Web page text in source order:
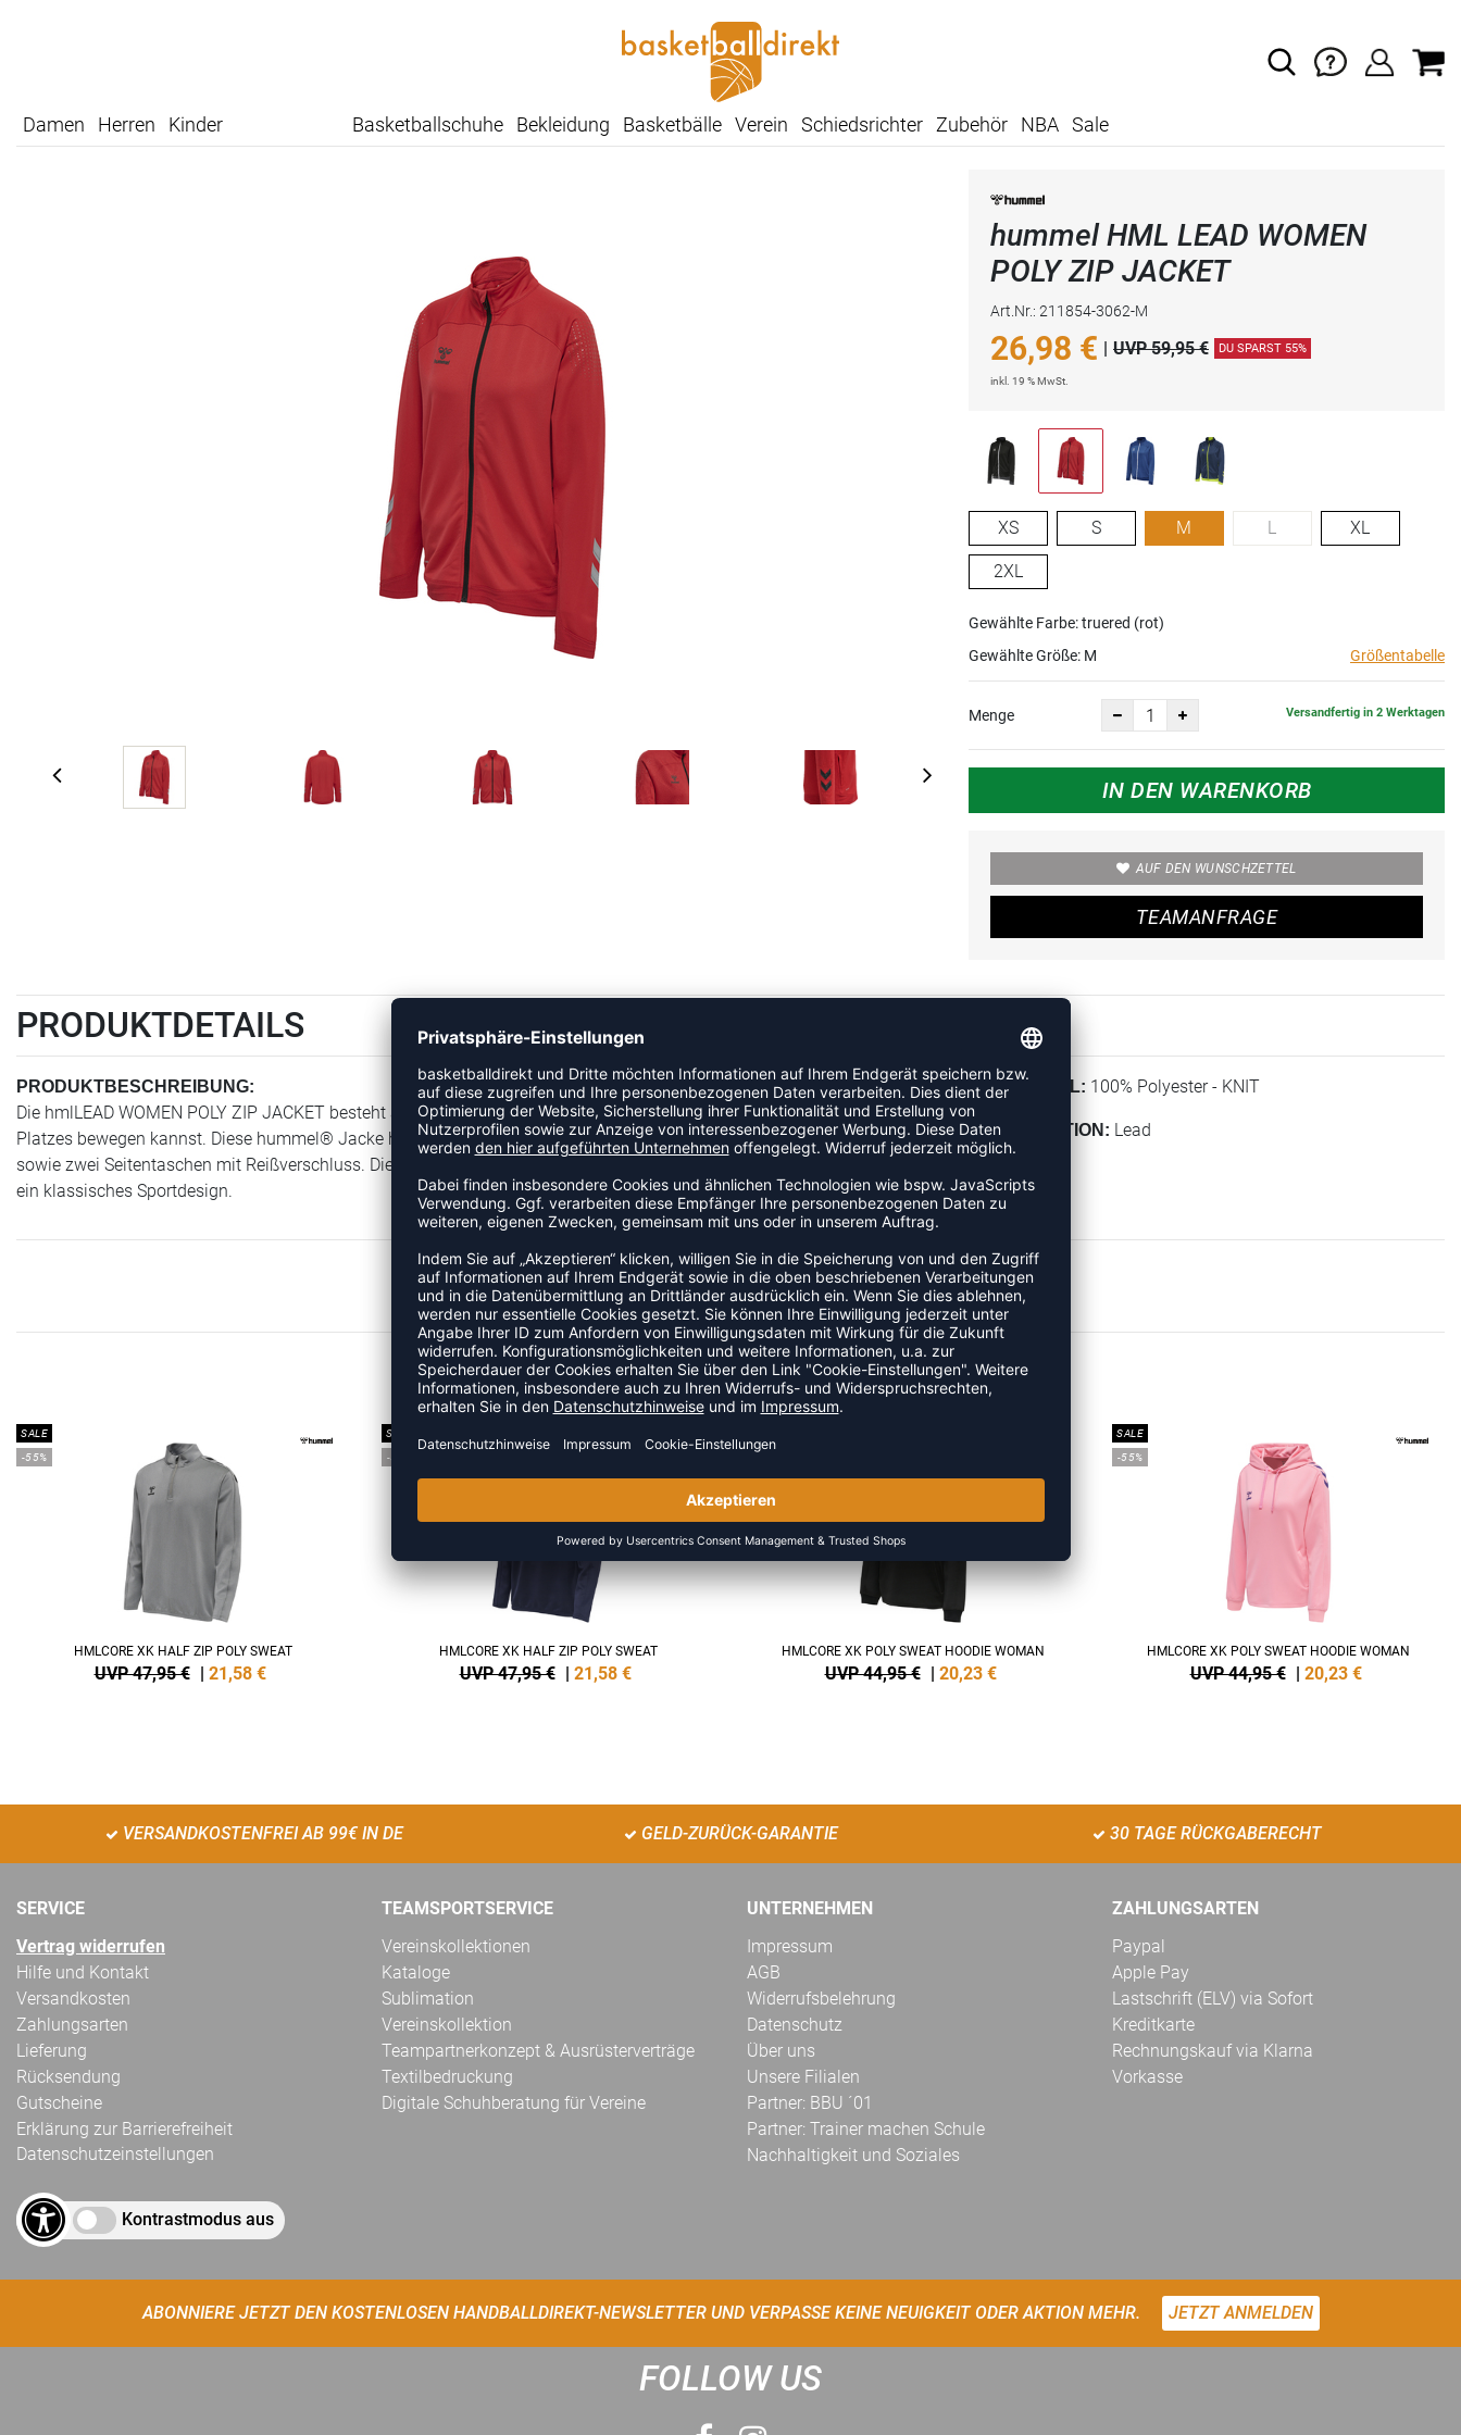
Damen Herren Kinder Basketballschuhe Bekleidung Basketbälle Verein Schiedsrichter Zubehör NBA Sale
hummel HML LEAD WOMEN
POLY ZIP JACKET
Art.Nr.: 211854-3062-M
26,98 € | UVP 59,95 € DU SPARST 55%
inkl. 19 % MwSt.
XS S M L XL
2XL
Gewählte Farbe: truered (rot)
Gewählte Größe: M Größentabelle
Menge Versandfertig in 2 Werktagen
IN DEN WARENKORB
AUF DEN WUNSCHZETTEL
TEAMANFRAGE
PRODUKTDETAILS
PRODUKTBESCHREIBUNG:
Die hmlLEAD WOMEN POLY ZIP JACKET besteht aus leichtem Sweatstoff mit Stretch, sodass du dich auf oder abseits des
Platzes bewegen kannst. Diese hummel® Jacke hat einen durchgehenden Reißverschluss vorne mit Reißverschlussschutz
sowie zwei Seitentaschen mit Reißverschluss. Die Kontrasteinsätze an der hinteren Passe und an den Seiten präsentieren
ein klassisches Sportdesign.
MATERIAL: 100% Polyester - KNIT
KOLLEKTION: Lead
ZULETZT ANGESEHEN
MEHR AUS DER KATEGORIE HOODIES
SALE
-55%
HMLCORE XK HALF ZIP POLY SWEAT
UVP 47,95 € | 21,58 €
SALE
-55%
HMLCORE XK HALF ZIP POLY SWEAT
UVP 47,95 € | 21,58 €
HMLCORE XK POLY SWEAT HOODIE WOMAN
UVP 44,95 € | 20,23 €
SALE
-55%
HMLCORE XK POLY SWEAT HOODIE WOMAN
UVP 44,95 € | 20,23 €
VERSANDKOSTENFREI AB 99€ IN DE GELD-ZURÜCK-GARANTIE 30 TAGE RÜCKGABERECHT
SERVICE
Vertrag widerrufen
Hilfe und Kontakt
Versandkosten
Zahlungsarten
Lieferung
Rücksendung
Gutscheine
Erklärung zur Barrierefreiheit
Datenschutzeinstellungen
Kontrastmodus aus
TEAMSPORTSERVICE
Vereinskollektionen
Kataloge
Sublimation
Vereinskollektion
Teampartnerkonzept & Ausrüsterverträge
Textilbedruckung
Digitale Schuhberatung für Vereine
UNTERNEHMEN
Impressum
AGB
Widerrufsbelehrung
Datenschutz
Über uns
Unsere Filialen
Partner: BBU ´01
Partner: Trainer machen Schule
Nachhaltigkeit und Soziales
ZAHLUNGSARTEN
Paypal
Apple Pay
Lastschrift (ELV) via Sofort
Kreditkarte
Rechnungskauf via Klarna
Vorkasse
ABONNIERE JETZT DEN KOSTENLOSEN HANDBALLDIREKT-NEWSLETTER UND VERPASSE KEINE NEUIGKEIT ODER AKTION MEHR. JETZT ANMELDEN
FOLLOW US